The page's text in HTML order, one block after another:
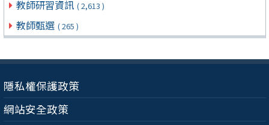
教師研習資訊 ( 2,613 )
教師甄選 ( 265 )
隱私權保護政策
網站安全政策